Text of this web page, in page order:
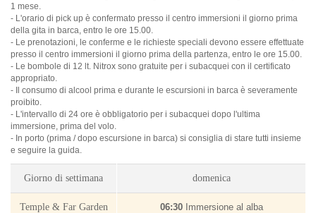
1 mese.
- L'orario di pick up è confermato presso il centro immersioni il giorno prima
della gita in barca, entro le ore 15.00.
- Le prenotazioni, le conferme e le richieste speciali devono essere effettuate
presso il centro immersioni il giorno prima della partenza, entro le ore 15.00.
- Le bombole di 12 lt. Nitrox sono gratuite per i subacquei con il certificato
appropriato.
- Il consumo di alcool prima e durante le escursioni in barca è severamente
proibito.
- L'intervallo di 24 ore è obbligatorio per i subacquei dopo l'ultima
immersione, prima del volo.
- In porto (prima / dopo escursione in barca) si consiglia di stare tutti insieme
e seguire la guida.
Giorno di settimana domenica
Temple & Far Garden
06:30Immersione al alba